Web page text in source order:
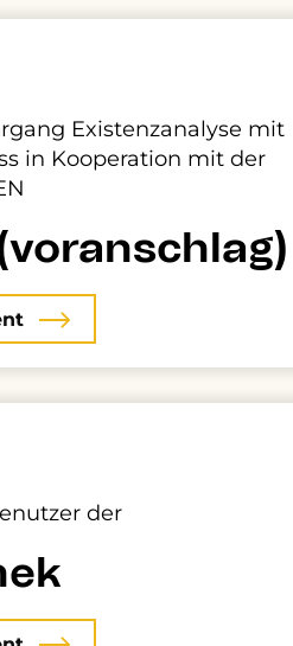
Existenzanalyse mit
in Kooperation mit der
der